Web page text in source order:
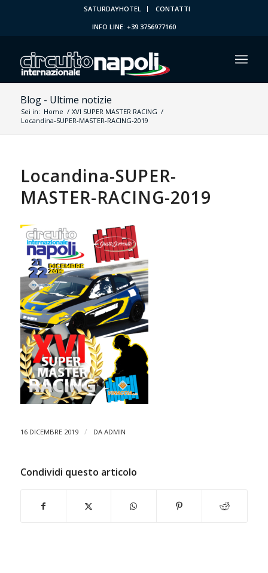
SATURDAYHOTEL
CONTATTI
INFO LINE: +39 3756977160
Blog - Ultime notizie
Sei in: Home / XVI SUPER MASTER RACING /
Locandina-SUPER-MASTER-RACING-2019
Locandina-SUPER-
MASTER-RACING-2019
16 DICEMBRE 2019 / DA ADMIN
Condividi questo articolo